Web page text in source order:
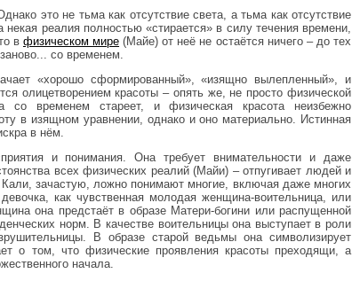
это не тьма как отсутствие света, а тьма как отсутствие
реалия полностью «стирается» в силу течения времени,
в физическом мире (Майе) от неё не остаётся ничего – до тех
со временем.
«хорошо сформированный», «изящно вылепленный», и
олицетворением красоты – опять же, не просто физической
со временем стареет, и физическая красота неизбежно
в изящном уравнении, однако и оно материально. Истинная
в нём.
и понимания. Она требует внимательности и даже
всех физических реалий (Майи) – отпугивает людей и
зачастую, ложно понимают многие, включая даже многих
как чувственная молодая женщина-воительница, или
она предстаёт в образе Матери-богини или распущенной
норм. В качестве воительницы она выступает в роли
В образе старой ведьмы она символизирует
о том, что физические проявления красоты преходящи, а
начала.